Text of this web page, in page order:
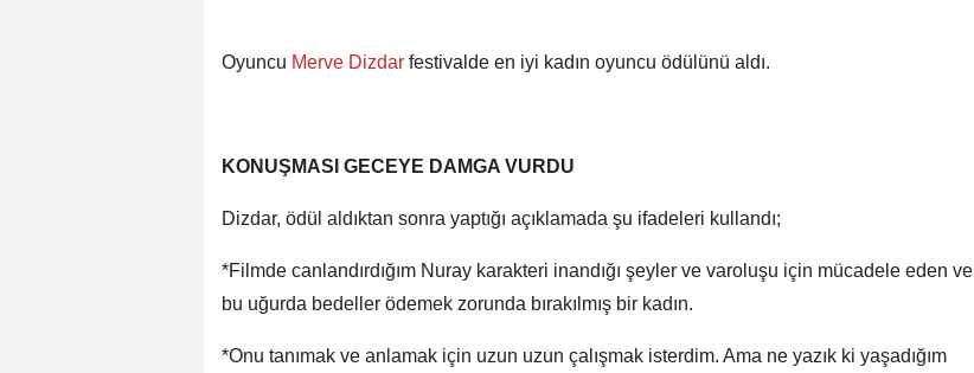
Oyuncu Merve Dizdar festivalde en iyi kadın oyuncu ödülünü aldı.
KONUŞMASI GECEYE DAMGA VURDU
Dizdar, ödül aldıktan sonra yaptığı açıklamada şu ifadeleri kullandı;
*Filmde canlandırdığım Nuray karakteri inandığı şeyler ve varoluşu için mücadele eden ve
bu uğurda bedeller ödemek zorunda bırakılmış bir kadın.
*Onu tanımak ve anlamak için uzun uzun çalışmak isterdim. Ama ne yazık ki yaşadığım